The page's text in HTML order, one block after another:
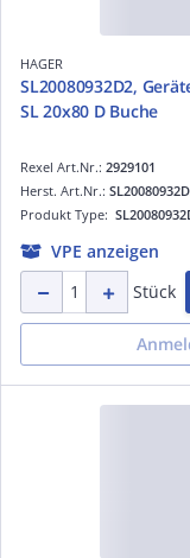
HAGER
SL20080932D2,
SL 20x80 D Buche
Rexel Art.Nr.: 2929101
Produkt Type:
Herst. Art.Nr.:
VPE anzeigen
Stück